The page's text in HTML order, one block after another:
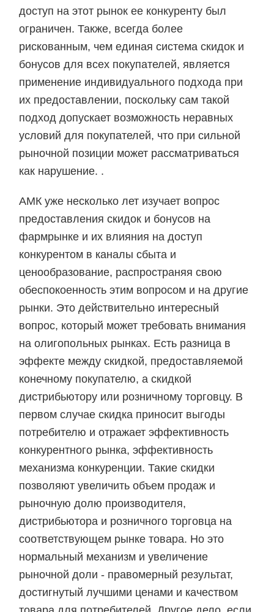
доступ на этот рынок ее конкуренту был
ограничен. Также, всегда более
рискованным, чем единая система скидок и
бонусов для всех покупателей, является
применение индивидуального подхода при
их предоставлении, поскольку сам такой
подход допускает возможность неравных
условий для покупателей, что при сильной
рыночной позиции может рассматриваться
как нарушение. .
АМК уже несколько лет изучает вопрос
предоставления скидок и бонусов на
фармрынке и их влияния на доступ
конкурентом в каналы сбыта и
ценообразование, распространяя свою
обеспокоенность этим вопросом и на другие
рынки. Это действительно интересный
вопрос, который может требовать внимания
на олигопольных рынках. Есть разница в
эффекте между скидкой, предоставляемой
конечному покупателю, а скидкой
дистрибьютору или розничному торговцу. В
первом случае скидка приносит выгоды
потребителю и отражает эффективность
конкурентного рынка, эффективность
механизма конкуренции. Такие скидки
позволяют увеличить объем продаж и
рыночную долю производителя,
дистрибьютора и розничного торговца на
соответствующем рынке товара. Но это
нормальный механизм и увеличение
рыночной доли - правомерный результат,
достигнутый лучшими ценами и качеством